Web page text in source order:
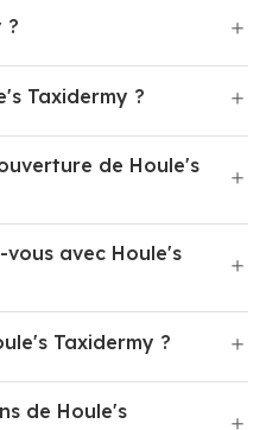
?
Taxidermy ?
de Houle's
avec Houle's
Taxidermy ?
de Houle's